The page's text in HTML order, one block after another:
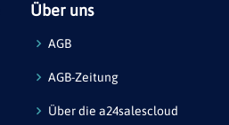
Über uns
AGB
AGB-Zeitung
Über die a24salescloud